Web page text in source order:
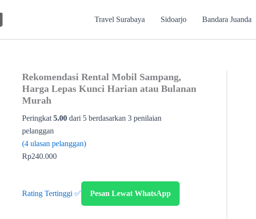
Travel Surabaya Sidoarjo Bandara Juanda
Rekomendasi Rental Mobil Sampang,
Harga Lepas Kunci Harian atau Bulanan
Murah
Peringkat 5.00dari 5 berdasarkan 3penilaian
pelanggan
(4ulasan pelanggan)
Rp240.000
Rating Tertinggi ✅ Pesan Lewat WhatsApp